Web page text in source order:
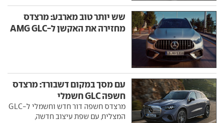
שש יותר טוב מארבע: מרצדס
מחזירה את האקשן ל-AMG GLC
עם מסך במקום דשבורד: מרצדס
חשפה GLC חשמלי
מרצדס חשפה דור חדש וחשמלי ל-GLC
המצליח, עם שפת עיצוב חדשה,